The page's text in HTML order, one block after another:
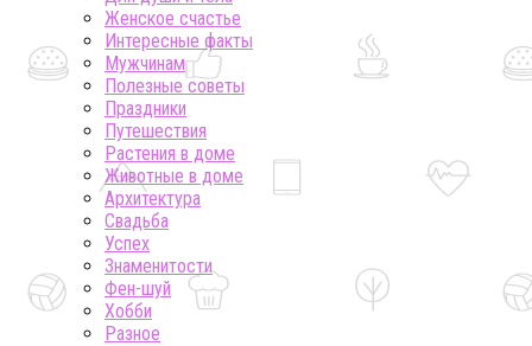
Женское счастье
Интересные факты
Мужчинам
Полезные советы
Праздники
Путешествия
Растения в доме
Животные в доме
Архитектура
Свадьба
Успех
Знаменитости
Фен-шуй
Хобби
Разное